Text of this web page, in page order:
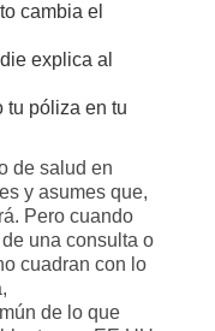
cambia el
explica al
tu póliza en tu
de salud en
y asumes que,
Pero cuando
una consulta o
cuadran con lo
de lo que